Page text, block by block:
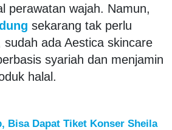
perawatan wajah. Namun,
sekarang tak perlu
sudah ada Aestica skincare
syariah dan menjamin
halal.
Bisa Dapat Tiket Konser Sheila